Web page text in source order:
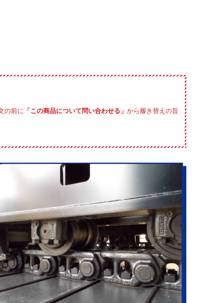
の前に 「この商品について問い合わせる」 から履き替えの旨